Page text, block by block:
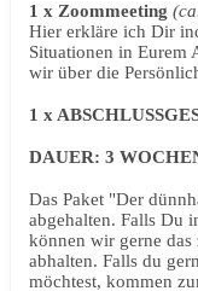
1 x Zoommeeting
Hier erkläre ich Dir
Situationen in Eurem
wir über die
1 x
DAUER: 3
Das Paket "Der
abgehalten. Falls Du
können wir gerne
abhalten. Falls du
möchtest, kommen